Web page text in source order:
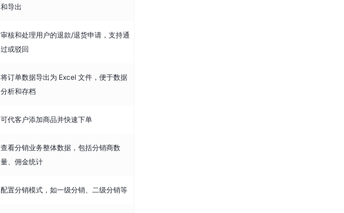
和导出
审核和处理用户的退款/退货申请，支持通
过或驳回
将订单数据导出为 Excel 文件，便于数据
分析和存档
可代客户添加商品并快速下单
查看分销业务整体数据，包括分销商数
量、佣金统计
配置分销模式，如一级分销、二级分销等